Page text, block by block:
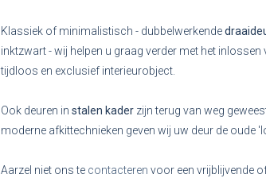
Klassiek of minimalistisch - dubbelwerkende
inktzwart - wij helpen u graag verder met het
tijdloos en exclusief interieurobject.
Ook deuren in stalen kader zijn terug van weg
moderne afkittechnieken geven wij uw deur de oude
Aarzel niet ons te contacteren voor een vrijblijvende